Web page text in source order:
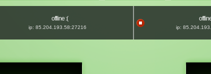
offline :(
ip: 85.204.193.58:27216 ip: